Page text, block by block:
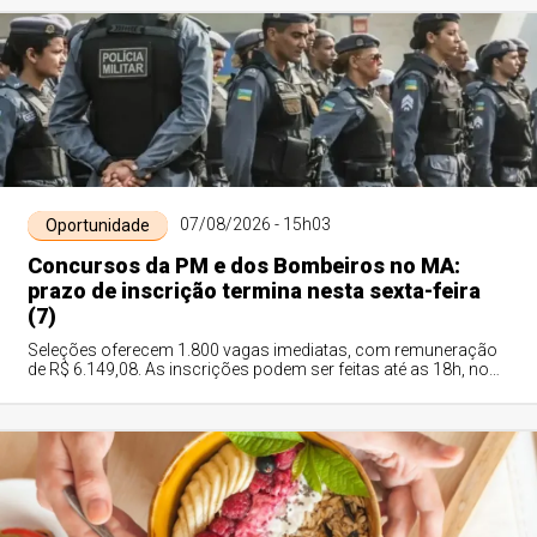
Oportunidade 07/08/2026 - 15h03
Concursos da PM e dos Bombeiros no MA:
prazo de inscrição termina nesta sexta-feira
(7)
Seleções oferecem 1.800 vagas imediatas, com remuneração
de R$ 6.149,08. As inscrições podem ser feitas até as 18h, no